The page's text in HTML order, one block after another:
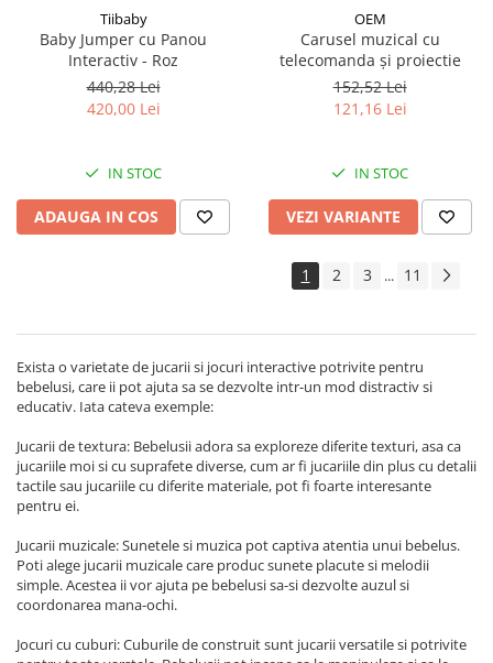
Tiibaby
Baby Jumper cu Panou
Interactiv - Roz
440,28 Lei
420,00 Lei
IN STOC
ADAUGA IN COS
OEM
Carusel muzical cu
telecomanda și proiectie
152,52 Lei
121,16 Lei
IN STOC
VEZI VARIANTE
1 2 3 ... 11
Exista o varietate de jucarii si jocuri interactive potrivite pentru
bebelusi, care ii pot ajuta sa se dezvolte intr-un mod distractiv si
educativ. Iata cateva exemple:
Jucarii de textura: Bebelusii adora sa exploreze diferite texturi, asa ca
jucariile moi si cu suprafete diverse, cum ar fi jucariile din plus cu detalii
tactile sau jucariile cu diferite materiale, pot fi foarte interesante
pentru ei.
Jucarii muzicale: Sunetele si muzica pot captiva atentia unui bebelus.
Poti alege jucarii muzicale care produc sunete placute si melodii
simple. Acestea ii vor ajuta pe bebelusi sa-si dezvolte auzul si
coordonarea mana-ochi.
Jocuri cu cuburi: Cuburile de construit sunt jucarii versatile si potrivite